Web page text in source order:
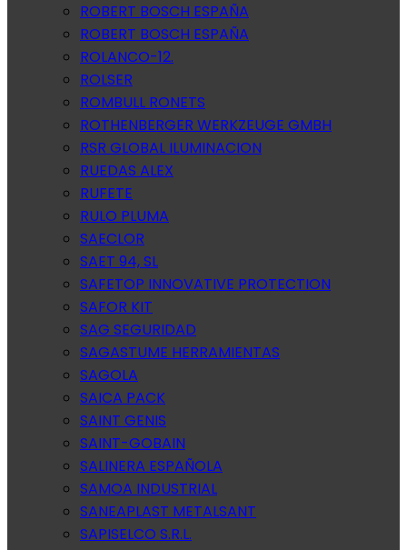
ROBERT BOSCH ESPAÑA
ROBERT BOSCH ESPAÑA
ROLANCO-12.
ROLSER
ROMBULL RONETS
ROTHENBERGER WERKZEUGE GMBH
RSR GLOBAL ILUMINACION
RUEDAS ALEX
RUFETE
RULO PLUMA
SAECLOR
SAET 94, SL
SAFETOP INNOVATIVE PROTECTION
SAFOR KIT
SAG SEGURIDAD
SAGASTUME HERRAMIENTAS
SAGOLA
SAICA PACK
SAINT GENIS
SAINT-GOBAIN
SALINERA ESPAÑOLA
SAMOA INDUSTRIAL
SANEAPLAST METALSANT
SAPISELCO S.R.L.